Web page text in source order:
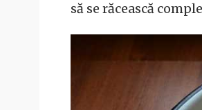
să se răcească